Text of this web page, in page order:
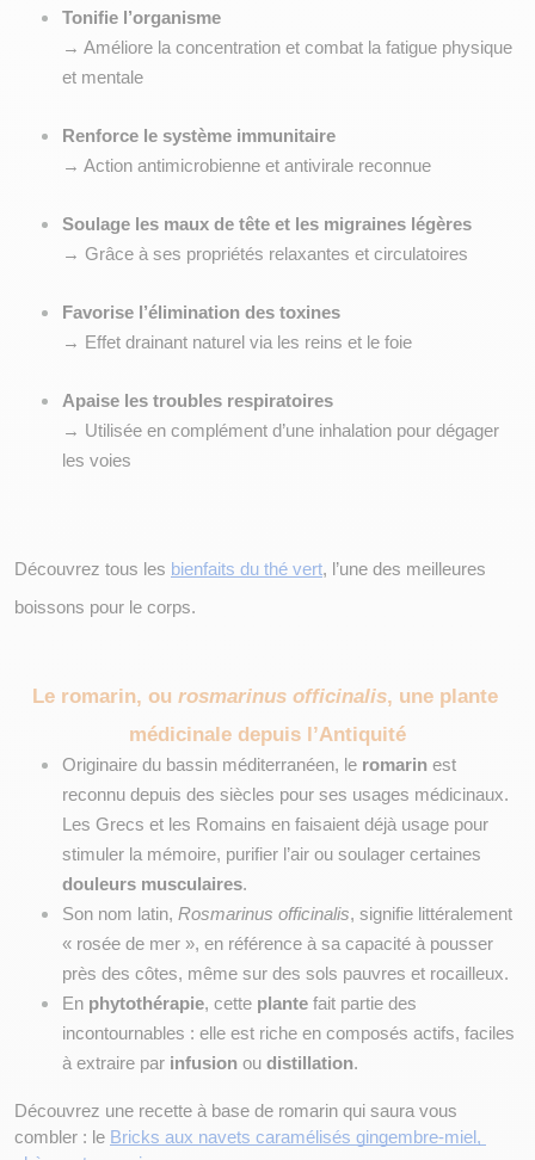
Tonifie l’organisme
→ Améliore la concentration et combat la fatigue physique
et mentale
Renforce le système immunitaire
→ Action antimicrobienne et antivirale reconnue
Soulage les maux de tête et les migraines légères
→ Grâce à ses propriétés relaxantes et circulatoires
Favorise l’élimination des toxines
→ Effet drainant naturel via les reins et le foie
Apaise les troubles respiratoires
→ Utilisée en complément d’une inhalation pour dégager
les voies
Découvrez tous les bienfaits du thé vert, l’une des meilleures
boissons pour le corps.
Le romarin, ou rosmarinus officinalis, une plante
médicinale depuis l’Antiquité
Originaire du bassin méditerranéen, le romarin est
reconnu depuis des siècles pour ses usages médicinaux.
Les Grecs et les Romains en faisaient déjà usage pour
douleurs musculaires.
Son nom latin, Rosmarinus officinalis, signifie littéralement
« rosée de mer », en référence à sa capacité à pousser
près des côtes, même sur des sols pauvres et rocailleux.
En phytothérapie, cette plante fait partie des
incontournables : elle est riche en composés actifs, faciles
à extraire par infusion ou distillation.
Découvrez une recette à base de romarin qui saura vous
combler : le Bricks aux navets caramélisés gingembre-miel,